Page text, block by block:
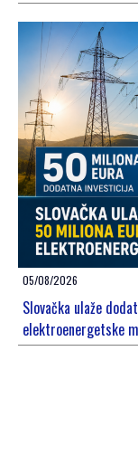
05/08/2026
Slovačka ulaže
elektroenergetske